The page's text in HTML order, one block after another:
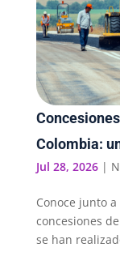
Colombia:
Jul 28, 2026|
Conoce junto
concesiones
se han